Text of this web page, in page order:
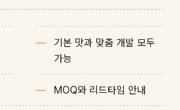
기본 맛과 맞춤 개발 모두
가능
MOQ와 리드타임 안내